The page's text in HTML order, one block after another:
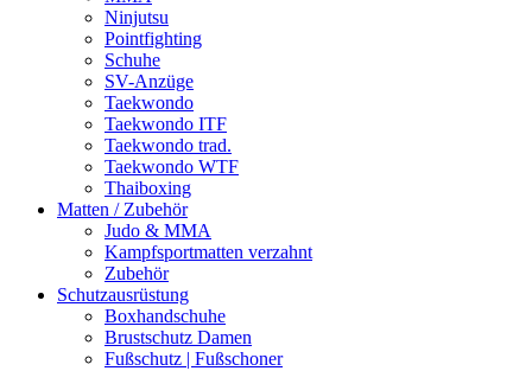
Ninjutsu
Pointfighting
Schuhe
SV-Anzüge
Taekwondo
Taekwondo ITF
Taekwondo trad.
Taekwondo WTF
Thaiboxing
Matten / Zubehör
Judo & MMA
Kampfsportmatten verzahnt
Zubehör
Schutzausrüstung
Boxhandschuhe
Brustschutz Damen
Fußschutz | Fußschoner